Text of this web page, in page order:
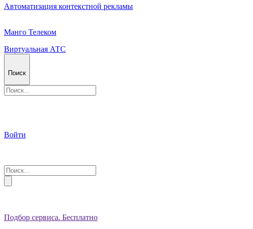
Автоматизация контекстной рекламы
Манго Телеком
Виртуальная АТС
Поиск
Войти
Подбор сервиса. Бесплатно